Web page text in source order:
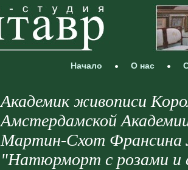
Начало О нас
Академик живописи
Амстердамской
Мартин-Схот Франсина
"Натюрморт с розами и